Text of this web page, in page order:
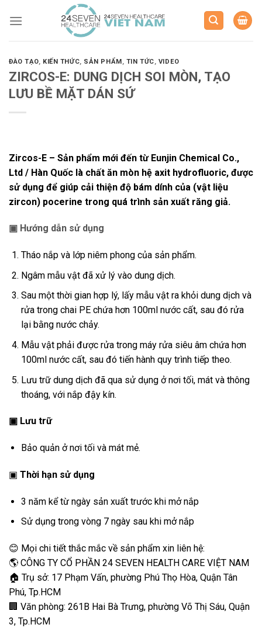
ĐÀO TẠO, KIẾN THỨC, SẢN PHẨM, TIN TỨC, VIDEO
ZIRCOS-E: DUNG DỊCH SOI MÒN, TẠO
LƯU BỀ MẶT DÁN SỨ
Zircos-E – Sản phẩm mới đến từ Eunjin Chemical Co.,
Ltd / Hàn Quốc là chất ăn mòn hệ axit hydrofluoric, được
sử dụng để giúp cải thiện độ bám dính của (vật liệu
zircon) pocerine trong quá trình sản xuất răng giả.
▣ Hướng dẫn sử dụng
Tháo nắp và lớp niêm phong của sản phẩm.
Ngâm mẫu vật đã xử lý vào dung dịch.
Sau một thời gian hợp lý, lấy mẫu vật ra khỏi dung dịch và
rửa trong chai PE chứa hơn 100ml nước cất, sau đó rửa
lại bằng nước chảy.
Mẫu vật phải được rửa trong máy rửa siêu âm chứa hơn
100ml nước cất, sau đó tiến hành quy trình tiếp theo.
Lưu trữ dung dịch đã qua sử dụng ở nơi tối, mát và thông
thoáng, với nắp đậy kín.
▣ Lưu trữ
Bảo quản ở nơi tối và mát mẻ.
▣ Thời hạn sử dụng
3 năm kể từ ngày sản xuất trước khi mở nắp
Sử dụng trong vòng 7 ngày sau khi mở nắp
😊 Mọi chi tiết thắc mắc về sản phẩm xin liên hệ:
🌎 CÔNG TY CỔ PHẦN 24 SEVEN HEALTH CARE VIỆT NAM
🏠 Trụ sở: 17 Phạm Vấn, phường Phú Thọ Hòa, Quận Tân
Phú, Tp.HCM
🏢 Văn phòng: 261B Hai Bà Trưng, phường Võ Thị Sáu, Quận
3, Tp.HCM